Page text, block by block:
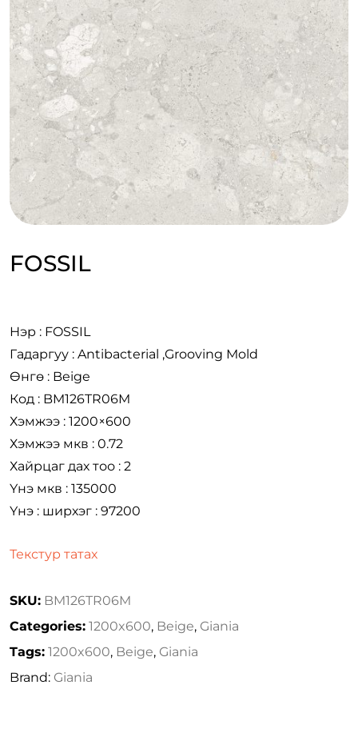
FOSSIL
Нэр : FOSSIL
Гадаргуу : Antibacterial ,Grooving Mold
Өнгө : Beige
Код : BM126TR06M
Хэмжээ : 1200×600
Хэмжээ мкв : 0.72
Хайрцаг дах тоо : 2
Үнэ мкв : 135000
Үнэ : ширхэг : 97200
Текстур татах
SKU: BM126TR06M
Categories: 1200x600, Beige, Giania
Tags: 1200x600, Beige, Giania
Brand: Giania